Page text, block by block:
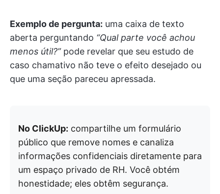
Exemplo de pergunta: uma caixa de texto
aberta perguntando “Qual parte você achou
menos útil?”pode revelar que seu estudo de
caso chamativo não teve o efeito desejado ou
que uma seção pareceu apressada.
No ClickUp: compartilhe um formulário
público que remove nomes e canaliza
informações confidenciais diretamente para
um espaço privado de RH. Você obtém
honestidade; eles obtêm segurança.